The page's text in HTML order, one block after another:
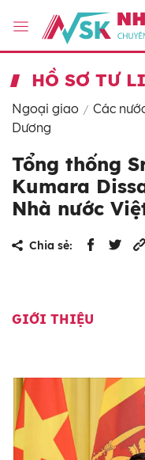
HỒ SƠ TƯ
Ngoại giao Các
Dương
Tổng thống
Kumara
Nhà nước
Chia sẻ:
GIỚI THIỆU